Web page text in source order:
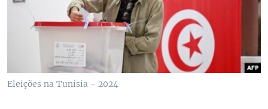
Eleições na Tunísia - 2024